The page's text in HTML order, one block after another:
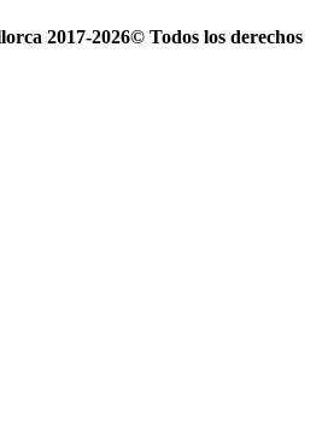
2017-2026© Todos los derechos